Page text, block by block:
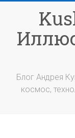
содержимому
Блог Андрея
космос,